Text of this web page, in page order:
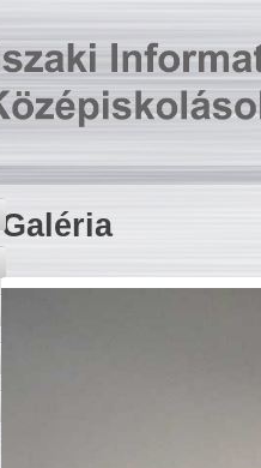
Galéria